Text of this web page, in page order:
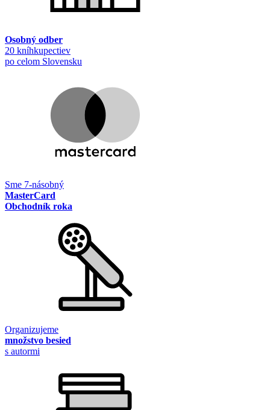
Osobný odber
20 kníhkupectiev
po celom Slovensku
Sme 7-násobný
MasterCard
Obchodník roka
Organizujeme
množstvo besied
s autormi